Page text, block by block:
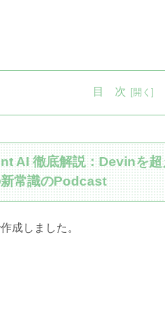
目 次
AI 徹底解説：Devinを
常識のPodcast
成しました。